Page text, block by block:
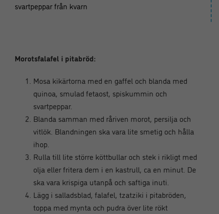
svartpeppar från kvarn
Morotsfalafel i pitabröd:
Mosa kikärtorna med en gaffel och blanda med
quinoa, smulad fetaost, spiskummin och
svartpeppar.
Blanda samman med råriven morot, persilja och
vitlök. Blandningen ska vara lite smetig och hålla
ihop.
Rulla till lite större köttbullar och stek i rikligt med
olja eller fritera dem i en kastrull, ca en minut. De
ska vara krispiga utanpå och saftiga inuti.
Lägg i salladsblad, falafel, tzatziki i pitabröden,
toppa med mynta och pudra över lite rökt